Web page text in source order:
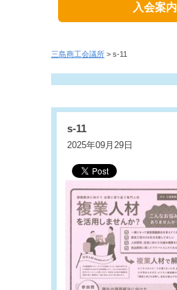
入会案内
三島商工会議所 > s-11
s-11
2025年09月29日